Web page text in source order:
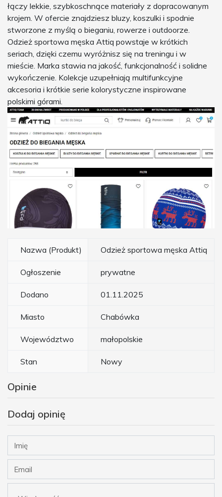
łączy lekkie, szybkoschnące materiały z dopracowanym
krojem. W ofercie znajdziesz bluzy, koszulki i spodnie
stworzone z myślą o bieganiu, rowerze i outdoorze.
Odzież sportowa męska Attiq powstaje w krótkich
seriach, dzięki czemu wyróżnisz się na treningu i w
mieście. Marka stawia na jakość, funkcjonalność i solidne
wykończenie. Kolekcje uzupełniają multifunkcyjne
akcesoria i krótkie serie kolorystyczne inspirowane
polskimi górami.
Nazwa (Produkt) Odzież sportowa męska Attiq
Ogłoszenie prywatne
Dodano 01.11.2025
Miasto Chabówka
Województwo małopolskie
Stan Nowy
Opinie
Dodaj opinię